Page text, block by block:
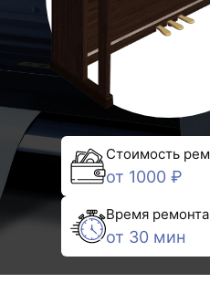
Стоимость
от 1000 ₽
Время ремонта
от 30 мин